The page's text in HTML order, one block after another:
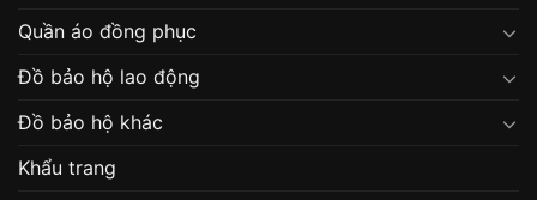
Quần áo đồng phục
Đồ bảo hộ lao động
Đồ bảo hộ khác
Khẩu trang